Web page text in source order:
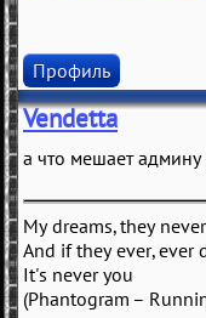
Профиль
Vendetta
а что мешает админу
My dreams, they
And if they ever, ever
It's never you
(Phantogram –